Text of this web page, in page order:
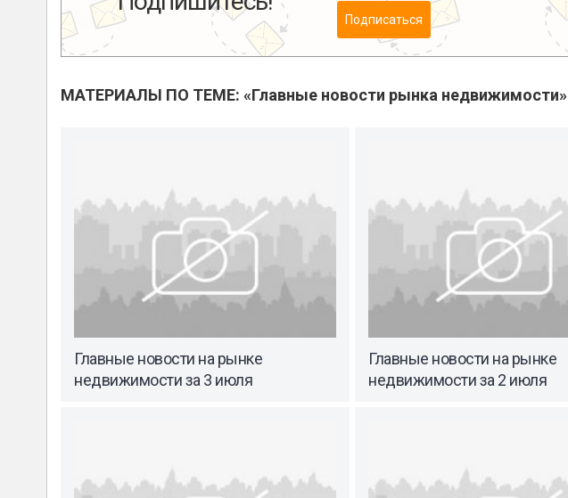
Подписаться
МАТЕРИАЛЫ ПО ТЕМЕ: «Главные новости рынка недвижимости»
Главные новости на рынке
недвижимости за 3 июля
Главные новости на рынке
недвижимости за 2 июля